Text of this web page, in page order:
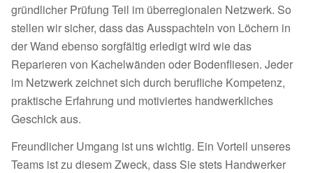
gründlicher Prüfung Teil im überregionalen Netzwerk. So
stellen wir sicher, dass das Ausspachteln von Löchern in
der Wand ebenso sorgfältig erledigt wird wie das
Reparieren von Kachelwänden oder Bodenfliesen. Jeder
im Netzwerk zeichnet sich durch berufliche Kompetenz,
praktische Erfahrung und motiviertes handwerkliches
Geschick aus.
Freundlicher Umgang ist uns wichtig. Ein Vorteil unseres
Teams ist zu diesem Zweck, dass Sie stets Handwerker